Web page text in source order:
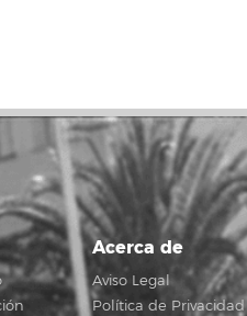
Acerca de
Aviso Legal
Política de Privacidad